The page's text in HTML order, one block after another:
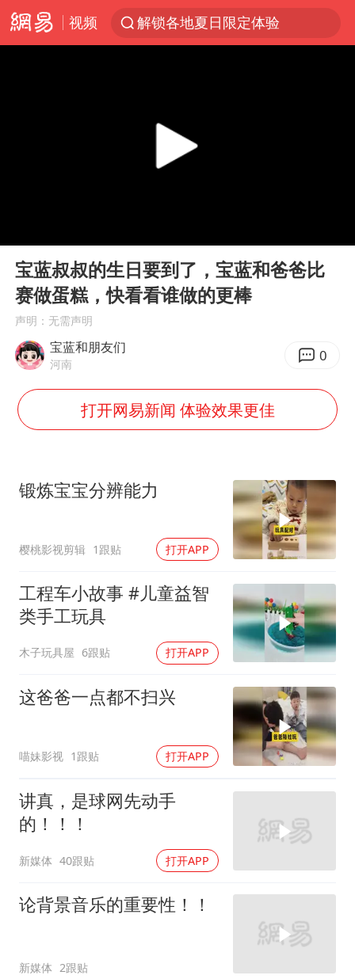
视频
解锁各地夏日限定体验
金饰克价一夜涨回1300元
梁家辉：到内地拍戏不是北上是回归
包文婧：二胎很难一碗水端平
浙江台州《告全体市民书》
网传《披荆斩棘2026》名单
媒体：“内容由AI生成”不是免责盾牌
人民的健康、体质、幸福一脉相承
Play
宝蓝叔叔的生日要到了，宝蓝和爸爸比
赛做蛋糕，快看看谁做的更棒
声明：无需声明
宝蓝和朋友们
河南 0
打开网易新闻 体验效果更佳
锻炼宝宝分辨能力
樱桃影视剪辑 1跟贴 打开APP
工程车小故事 #儿童益智
类手工玩具
木子玩具屋 6跟贴 打开APP
这爸爸一点都不扫兴
喵妹影视 1跟贴 打开APP
讲真，是球网先动手
的！！！
新媒体 40跟贴 打开APP
论背景音乐的重要性！！
新媒体 2跟贴